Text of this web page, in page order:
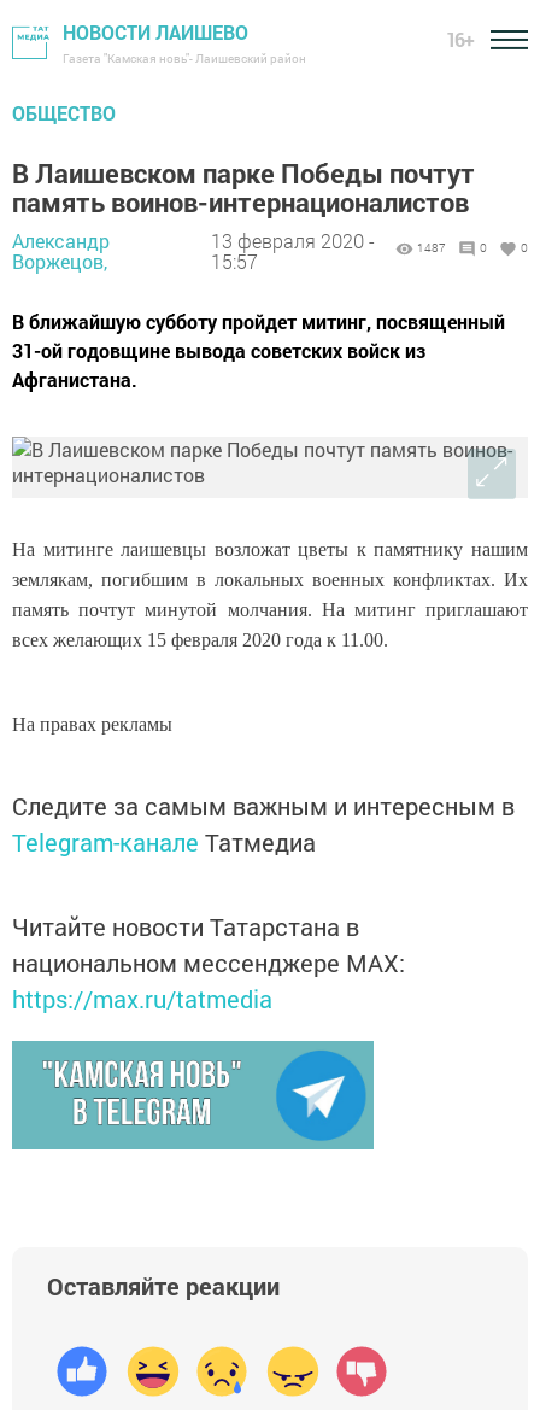
НОВОСТИ ЛАИШЕВО
Газета "Камская новь"- Лаишевский район
16+
ОБЩЕСТВО
В Лаишевском парке Победы почтут
память воинов-интернационалистов
Александр
Воржецов,
13 февраля 2020 -
15:57
1487 0 0
В ближайшую субботу пройдет митинг, посвященный
31-ой годовщине вывода советских войск из
Афганистана.
На митинге лаишевцы возложат цветы к памятнику нашим
землякам, погибшим в локальных военных конфликтах. Их
память почтут минутой молчания. На митинг приглашают
всех желающих 15 февраля 2020 года к 11.00.
На правах рекламы
Следите за самым важным и интересным в
Telegram-канале Татмедиа
Читайте новости Татарстана в
национальном мессенджере MАХ:
https://max.ru/tatmedia
Оставляйте реакции